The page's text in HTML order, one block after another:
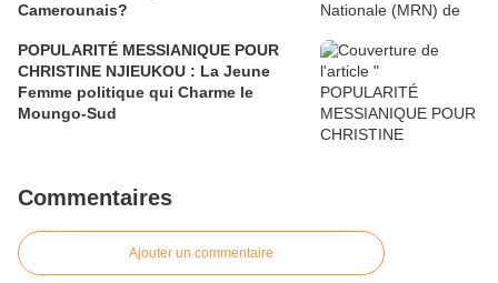
Camerounais?
POPULARITÉ MESSIANIQUE POUR
CHRISTINE NJIEUKOU : La Jeune
Femme politique qui Charme le
Moungo-Sud
Commentaires
Ajouter un commentaire